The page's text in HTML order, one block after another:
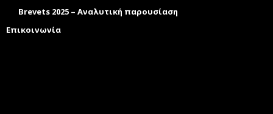
Brevets 2025 – Αναλυτική παρουσίαση
Επικοινωνία